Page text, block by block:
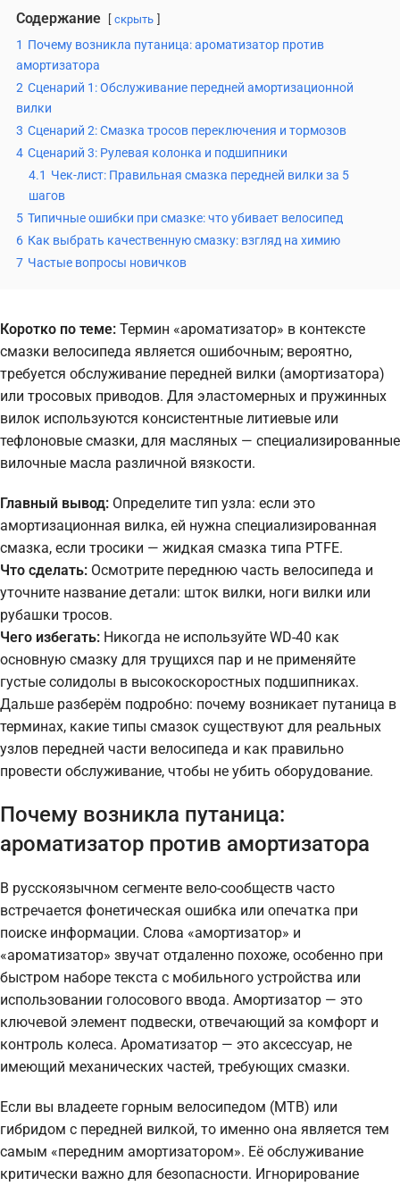
Содержание скрыть
1 Почему возникла путаница: ароматизатор против
амортизатора
2 Сценарий 1: Обслуживание передней амортизационной
вилки
3 Сценарий 2: Смазка тросов переключения и тормозов
4 Сценарий 3: Рулевая колонка и подшипники
4.1 Чек-лист: Правильная смазка передней вилки за 5
шагов
5 Типичные ошибки при смазке: что убивает велосипед
6 Как выбрать качественную смазку: взгляд на химию
7 Частые вопросы новичков
Коротко по теме: Термин «ароматизатор» в контексте
смазки велосипеда является ошибочным; вероятно,
требуется обслуживание передней вилки (амортизатора)
или тросовых приводов. Для эластомерных и пружинных
вилок используются консистентные литиевые или
тефлоновые смазки, для масляных — специализированные
вилочные масла различной вязкости.
Главный вывод: Определите тип узла: если это
амортизационная вилка, ей нужна специализированная
смазка, если тросики — жидкая смазка типа PTFE.
Что сделать: Осмотрите переднюю часть велосипеда и
уточните название детали: шток вилки, ноги вилки или
рубашки тросов.
Чего избегать: Никогда не используйте WD-40 как
основную смазку для трущихся пар и не применяйте
густые солидолы в высокоскоростных подшипниках.
Дальше разберём подробно: почему возникает путаница в
терминах, какие типы смазок существуют для реальных
узлов передней части велосипеда и как правильно
провести обслуживание, чтобы не убить оборудование.
Почему возникла путаница:
ароматизатор против амортизатора
В русскоязычном сегменте вело-сообществ часто
встречается фонетическая ошибка или опечатка при
поиске информации. Слова «амортизатор» и
«ароматизатор» звучат отдаленно похоже, особенно при
быстром наборе текста с мобильного устройства или
использовании голосового ввода. Амортизатор — это
ключевой элемент подвески, отвечающий за комфорт и
контроль колеса. Ароматизатор — это аксессуар, не
имеющий механических частей, требующих смазки.
Если вы владеете горным велосипедом (MTB) или
гибридом с передней вилкой, то именно она является тем
самым «передним амортизатором». Её обслуживание
критически важно для безопасности. Игнорирование